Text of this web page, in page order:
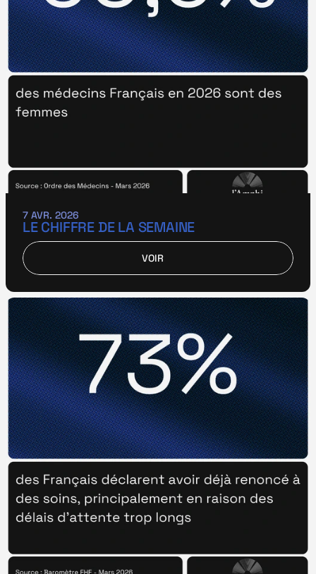
7 AVR. 2026
LE CHIFFRE DE LA SEMAINE
VOIR